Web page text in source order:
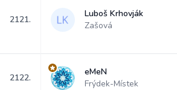
2121.
Luboš Krhovják
Zašová
2122.
eMeN
Frýdek-Místek